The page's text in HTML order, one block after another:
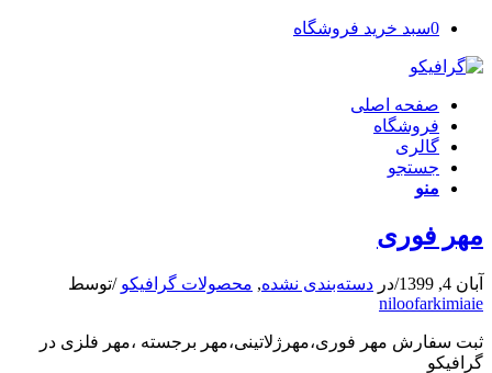
0سبد خرید فروشگاه
صفحه اصلی
فروشگاه
گالری
جستجو
منو
مهر فوری
آبان 4, 1399 /در دسته‌بندی نشده, محصولات گرافیکو /توسط
niloofarkimiaie
ثبت سفارش مهر فوری،مهرژلاتینی،مهر برجسته ،مهر فلزی در
گرافیکو